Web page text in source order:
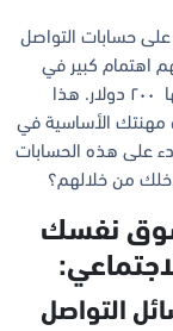
٢٠٠٠ متابع حقيقي على حسابات التواصل
ولديهم اهتمام كبير في
الخدمات التي تقدمها، وقيمة الخدمة التي تقدمها ٢٠٠ دولار. هذا
بجانب مهنتك الأساسية في
على هذه الحسابات
من خلالهم؟
نفسك
التواصل